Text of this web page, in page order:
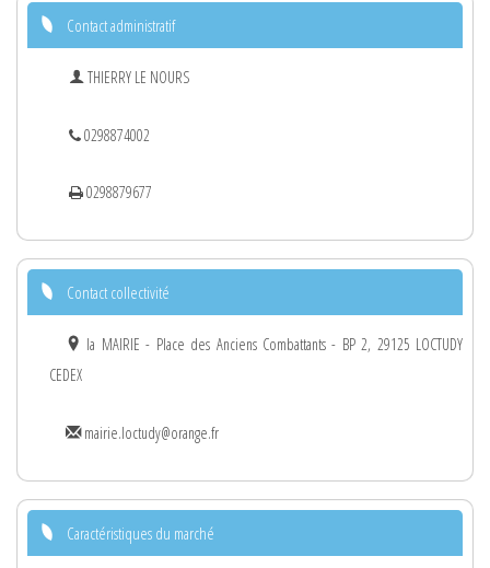
Contact administratif
THIERRY LE NOURS
0298874002
0298879677
Contact collectivité
la MAIRIE - Place des Anciens Combattants - BP 2, 29125 LOCTUDY
CEDEX
mairie.loctudy@orange.fr
Caractéristiques du marché